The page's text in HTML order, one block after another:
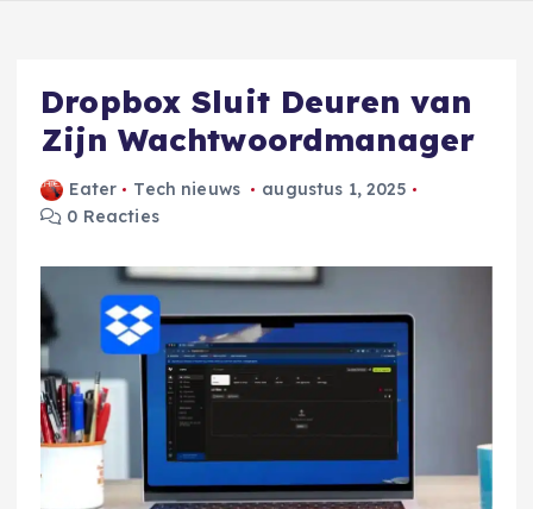
Dropbox Sluit Deuren van
Zijn Wachtwoordmanager
Eater Tech nieuws
augustus 1, 2025
0 Reacties